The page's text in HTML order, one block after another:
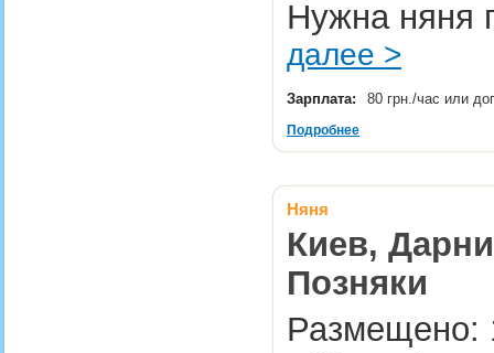
Нужна няня
далее >
Зарплата: 80 грн./час или
Подробнее
Няня
Киев,
Позняки
Размещено: